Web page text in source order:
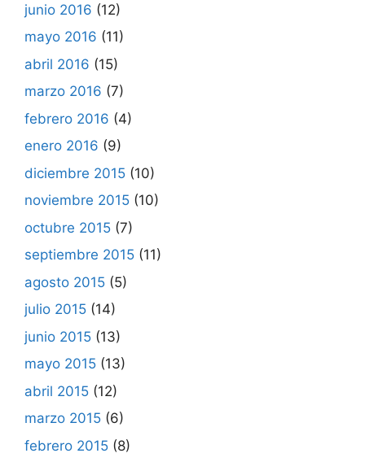
junio 2016 (12)
mayo 2016 (11)
abril 2016 (15)
marzo 2016 (7)
febrero 2016 (4)
enero 2016 (9)
diciembre 2015 (10)
noviembre 2015 (10)
octubre 2015 (7)
septiembre 2015 (11)
agosto 2015 (5)
julio 2015 (14)
junio 2015 (13)
mayo 2015 (13)
abril 2015 (12)
marzo 2015 (6)
febrero 2015 (8)